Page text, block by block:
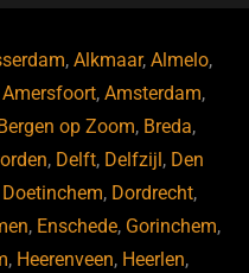
,Alkmaar,Almelo,
Amersfoort,Amsterdam,
Bergen op Zoom, Breda,
, Delft, Delfzijl , Den
Doetinchem, Dordrecht,
, Enschede, Gorinchem,
, Heerenveen, Heerlen,